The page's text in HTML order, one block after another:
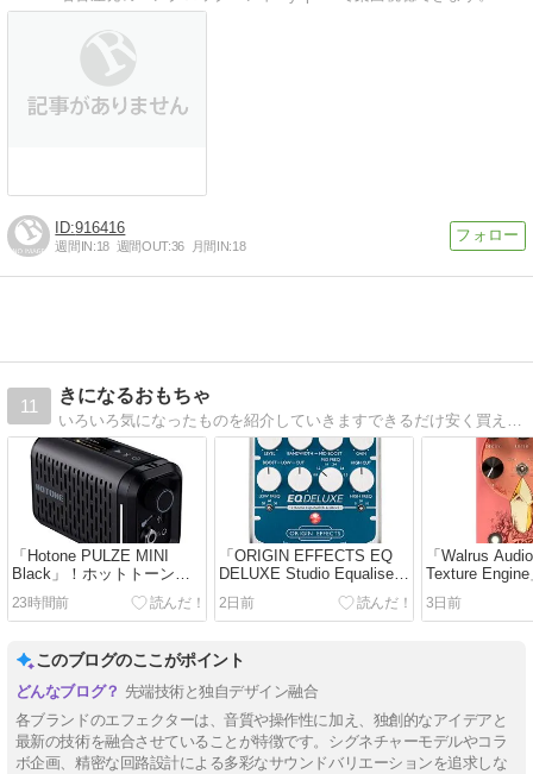
916416
週間IN:18 週間OUT:36 月間IN:18
11
きになるおもちゃ
いろいろ気になったものを紹介していきますできるだけ安く買えるものをみつけたいと思ってます。
「Hotone PULZE MINI
Black」！ホットトーンの
小型モデリングアンプにブ
ラックバージョン！
23時間前
「ORIGIN EFFECTS EQ
DELUXE Studio Equaliser
& Drive」！スタジオEQの
定番、パルテックEQをギ
ター向けにアレンジ！
2日前
「Walrus
Texture
のグラニュラ
3日前
このブログのここがポイント
先端技術と独自デザイン融合
各ブランドのエフェクターは、音質や操作性に加え、独創的なアイデアと
最新の技術を融合させていることが特徴です。シグネチャーモデルやコラ
ボ企画、精密な回路設計による多彩なサウンドバリエーションを追求しな